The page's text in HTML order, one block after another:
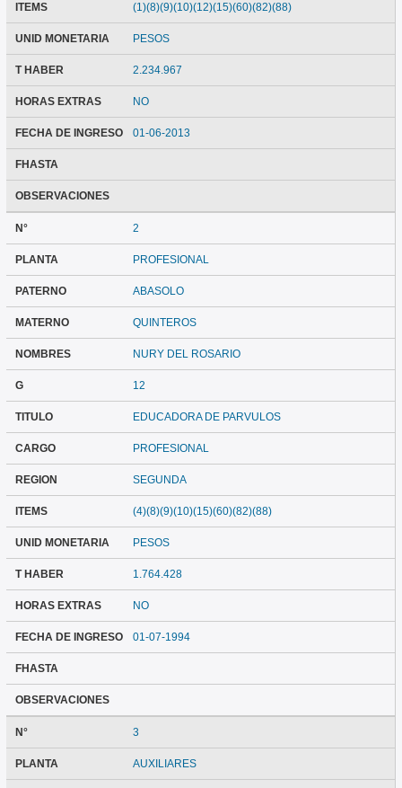
ITEMS (1)(8)(9)(10)(12)(15)(60)(82)(88)
UNID MONETARIA PESOS
T HABER 2.234.967
HORAS EXTRAS NO
FECHA DE INGRESO 01-06-2013
FHASTA
OBSERVACIONES
N° 2
PLANTA PROFESIONAL
PATERNO ABASOLO
MATERNO QUINTEROS
NOMBRES NURY DEL ROSARIO
G 12
TITULO EDUCADORA DE PARVULOS
CARGO PROFESIONAL
REGION SEGUNDA
ITEMS (4)(8)(9)(10)(15)(60)(82)(88)
UNID MONETARIA PESOS
T HABER 1.764.428
HORAS EXTRAS NO
FECHA DE INGRESO 01-07-1994
FHASTA
OBSERVACIONES
N° 3
PLANTA AUXILIARES